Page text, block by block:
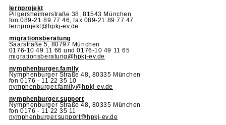
lernprojekt
Pilgersheimerstraße 38, 81543 München
fon 089-21 89 77 46, fax 089-21 89 77 47
lernprojekt@hpkj-ev.de
migrationsberatung
Saarstraße 5, 80797 München
0176-10 49 11 66 und 0176-10 49 11 65
migrationsberatung@hpkj-ev.de
nymphenburger.family
Nymphenburger Straße 48, 80335 München
fon 0176 - 11 22 35 10
nymphenburger.family@hpkj-ev.de
nymphenburger.support
Nymphenburger Straße 48, 80335 München
fon 0176 - 11 22 35 11
nymphenburger.support@hpkj-ev.de